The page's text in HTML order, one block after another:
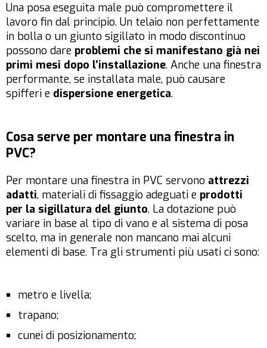
Una posa eseguita male può compromettere il
lavoro fin dal principio. Un telaio non perfettamente
in bolla o un giunto sigillato in modo discontinuo
possono dare problemi che si manifestano già nei
primi mesi dopo l’installazione. Anche una finestra
performante, se installata male, può causare
spifferi e dispersione energetica.
Cosa serve per montare una finestra in
PVC?
Per montare una finestra in PVC servono attrezzi
adatti, materiali di fissaggio adeguati e prodotti
per la sigillatura del giunto. La dotazione può
variare in base al tipo di vano e al sistema di posa
scelto, ma in generale non mancano mai alcuni
elementi di base. Tra gli strumenti più usati ci sono:
metro e livella;
trapano;
cunei di posizionamento;